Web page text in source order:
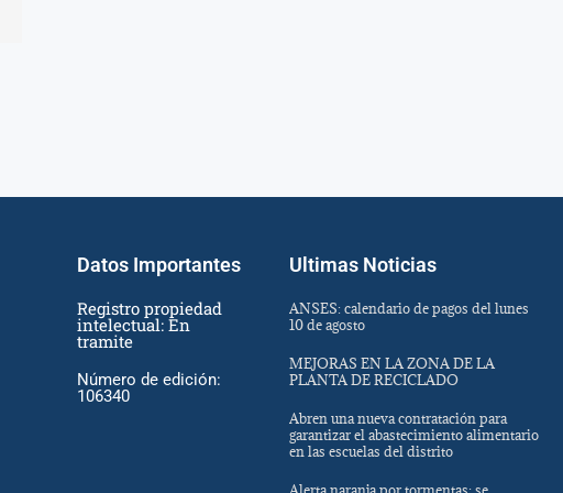
Datos Importantes
Registro propiedad
intelectual: En
tramite
Número de edición:
106340
Ultimas Noticias
ANSES: calendario de pagos del lunes
10 de agosto
MEJORAS EN LA ZONA DE LA
PLANTA DE RECICLADO
Abren una nueva contratación para
garantizar el abastecimiento alimentario
en las escuelas del distrito